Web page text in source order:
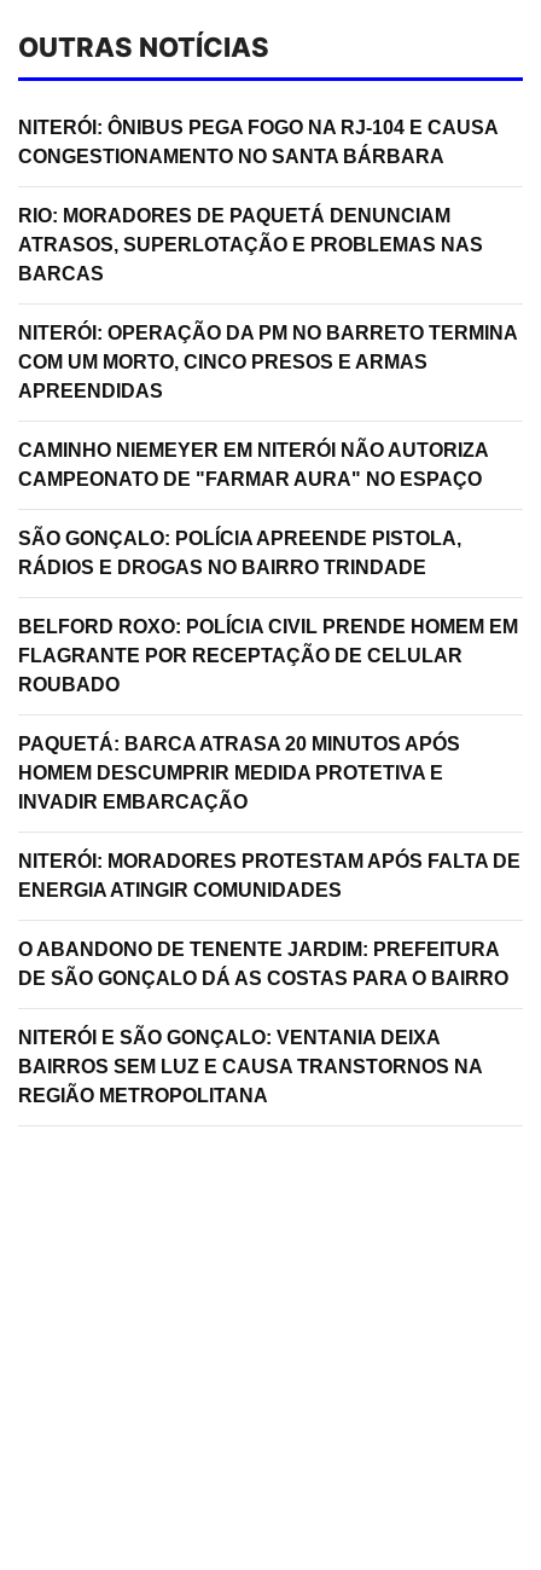
OUTRAS NOTÍCIAS
NITERÓI: ÔNIBUS PEGA FOGO NA RJ-104 E CAUSA
CONGESTIONAMENTO NO SANTA BÁRBARA
RIO: MORADORES DE PAQUETÁ DENUNCIAM
ATRASOS, SUPERLOTAÇÃO E PROBLEMAS NAS
BARCAS
NITERÓI: OPERAÇÃO DA PM NO BARRETO TERMINA
COM UM MORTO, CINCO PRESOS E ARMAS
APREENDIDAS
CAMINHO NIEMEYER EM NITERÓI NÃO AUTORIZA
CAMPEONATO DE "FARMAR AURA" NO ESPAÇO
SÃO GONÇALO: POLÍCIA APREENDE PISTOLA,
RÁDIOS E DROGAS NO BAIRRO TRINDADE
BELFORD ROXO: POLÍCIA CIVIL PRENDE HOMEM EM
FLAGRANTE POR RECEPTAÇÃO DE CELULAR
ROUBADO
PAQUETÁ: BARCA ATRASA 20 MINUTOS APÓS
HOMEM DESCUMPRIR MEDIDA PROTETIVA E
INVADIR EMBARCAÇÃO
NITERÓI: MORADORES PROTESTAM APÓS FALTA DE
ENERGIA ATINGIR COMUNIDADES
O ABANDONO DE TENENTE JARDIM: PREFEITURA
DE SÃO GONÇALO DÁ AS COSTAS PARA O BAIRRO
NITERÓI E SÃO GONÇALO: VENTANIA DEIXA
BAIRROS SEM LUZ E CAUSA TRANSTORNOS NA
REGIÃO METROPOLITANA